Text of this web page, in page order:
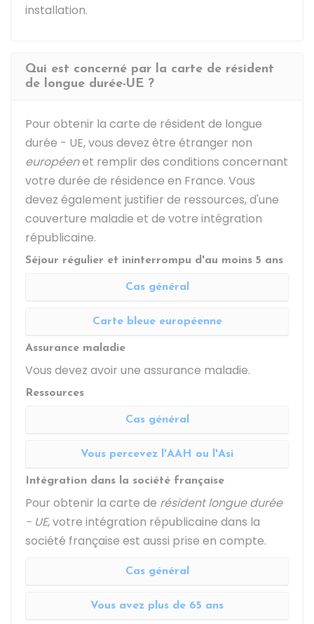
installation.
Qui est concerné par la carte de résident
de longue durée-UE ?
Pour obtenir la carte de résident de longue
durée - UE, vous devez être étranger non
européenet remplir des conditions concernant
votre durée de résidence en France. Vous
devez également justifier de ressources, d'une
couverture maladie et de votre intégration
républicaine.
Séjour régulier et ininterrompu d'au moins 5 ans
Cas général
Carte bleue européenne
Assurance maladie
Vous devez avoir une assurance maladie.
Ressources
Cas général
Vous percevez l'AAH ou l'Asi
Intégration dans la société française
Pour obtenir la carte de résident longue durée
- UE, votre intégration républicaine dans la
société française est aussi prise en compte.
Cas général
Vous avez plus de 65 ans